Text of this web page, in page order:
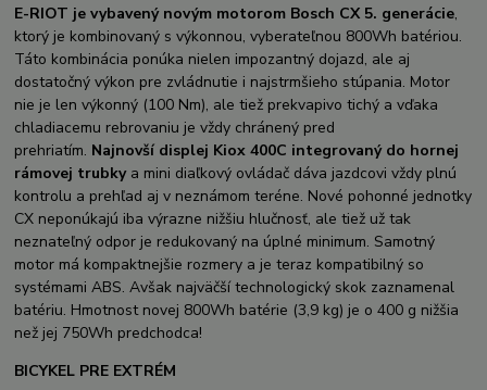
E-RIOT je vybavený novým motorom Bosch CX 5. generácie,
ktorý je kombinovaný s výkonnou, vyberateľnou 800Wh batériou.
Táto kombinácia ponúka nielen impozantný dojazd, ale aj
dostatočný výkon pre zvládnutie i najstrmšieho stúpania. Motor
nie je len výkonný (100 Nm), ale tiež prekvapivo tichý a vďaka
chladiacemu rebrovaniu je vždy chránený pred
prehriatím. Najnovší displej Kiox 400C integrovaný do hornej
rámovej trubkya mini diaľkový ovládač dáva jazdcovi vždy plnú
kontrolu a prehľad aj v neznámom teréne. Nové pohonné jednotky
CX neponúkajú iba výrazne nižšiu hlučnosť, ale tiež už tak
neznateľný odpor je redukovaný na úplné minimum. Samotný
motor má kompaktnejšie rozmery a je teraz kompatibilný so
systémami ABS. Avšak najväčší technologický skok zaznamenal
batériu. Hmotnost novej 800Wh batérie (3,9 kg) je o 400 g nižšia
než jej 750Wh predchodca!
BICYKEL PRE EXTRÉM